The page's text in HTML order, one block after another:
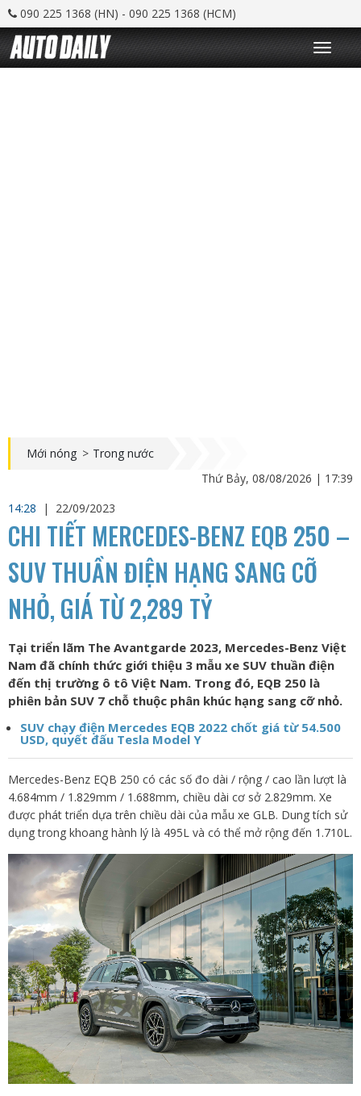
090 225 1368 (HN) - 090 225 1368 (HCM)
T
o
g
Mới nóng > Trong nước
Thứ Bảy, 08/08/2026 | 17:39
14:28
| 22/09/2023
CHI TIẾT MERCEDES-BENZ EQB 250 –
SUV THUẦN ĐIỆN HẠNG SANG CỠ
NHỎ, GIÁ TỪ 2,289 TỶ
Tại triển lãm The Avantgarde 2023, Mercedes-Benz Việt
Nam đã chính thức giới thiệu 3 mẫu xe SUV thuần điện
đến thị trường ô tô Việt Nam. Trong đó, EQB 250 là
phiên bản SUV 7 chỗ thuộc phân khúc hạng sang cỡ nhỏ.
SUV chạy điện Mercedes EQB 2022 chốt giá từ 54.500
USD, quyết đấu Tesla Model Y
Mercedes-Benz EQB 250 có các số đo dài / rộng / cao lần lượt là
4.684mm / 1.829mm / 1.688mm, chiều dài cơ sở 2.829mm. Xe
được phát triển dựa trên chiều dài của mẫu xe GLB. Dung tích sử
dụng trong khoang hành lý là 495L và có thể mở rộng đến 1.710L.